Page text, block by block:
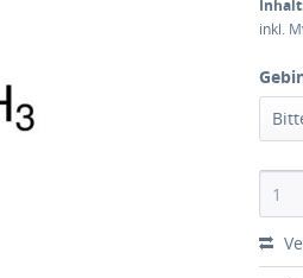
inkl.